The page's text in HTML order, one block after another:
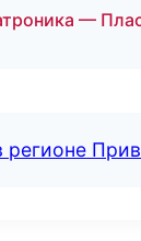
—
регионе